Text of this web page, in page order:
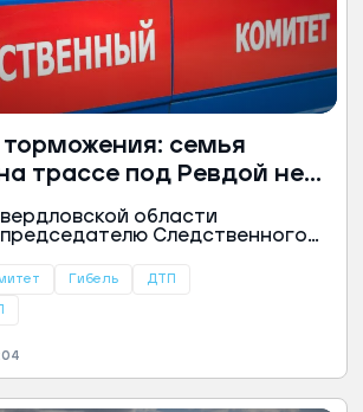
торможения: семья
трассе под Ревдой не
ДТП
области
Следственного
на контроль расследование
Мужчина был
Ревда — Мариинск и позже
Гибель ДТП